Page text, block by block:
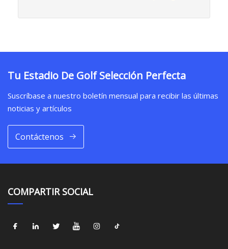
Tu Estadio De Golf Selección Perfecta
Suscríbase a nuestro boletín mensual para recibir las últimas
noticias y artículos
Contáctenos
COMPARTIR SOCIAL